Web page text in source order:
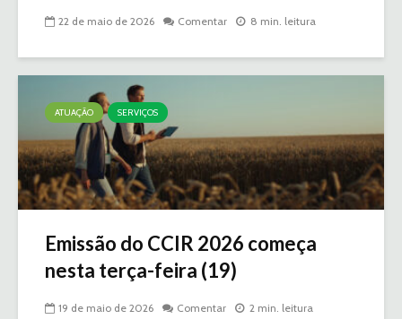
22 de maio de 2026 Comentar 8 min. leitura
ATUAÇÃO SERVIÇOS
Emissão do CCIR 2026 começa
nesta terça-feira (19)
19 de maio de 2026 Comentar 2 min. leitura